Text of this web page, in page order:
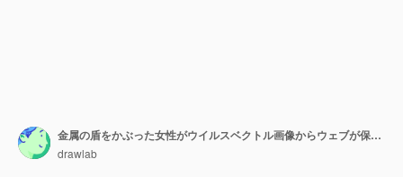
金属の盾をかぶった女性がウイルスベクトル画像からウェブが保護されていることを示しています
drawlab